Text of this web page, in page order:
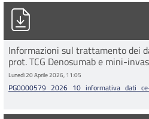
Informazioni sul trattamento dei
prot. TCG Denosumab e mini-
Lunedì 20 Aprile 2026, 11:05